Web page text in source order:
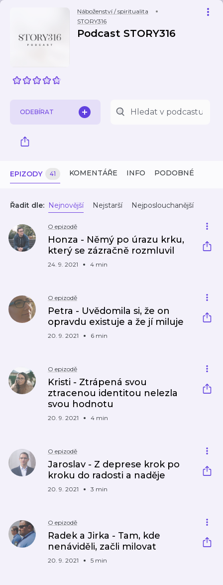
Náboženství / spiritualita
STORY316
Podcast STORY316
ODEBÍRAT
EPIZODY 41 KOMENTÁŘE INFO PODOBNÉ
Řadit dle: Nejnovější Nejstarší Nejposlouchanější
O epizodě
Honza - Němý po úrazu krku,
který se zázračně rozmluvil
24. 9. 2021 4 min
O epizodě
Petra - Uvědomila si, že on
opravdu existuje a že jí miluje
20. 9. 2021 6 min
O epizodě
Kristi - Ztrápená svou
ztracenou identitou nelezla
svou hodnotu
20. 9. 2021 4 min
O epizodě
Jaroslav - Z deprese krok po
kroku do radosti a naděje
20. 9. 2021 3 min
O epizodě
Radek a Jirka - Tam, kde
nenáviděli, začli milovat
20. 9. 2021 5 min